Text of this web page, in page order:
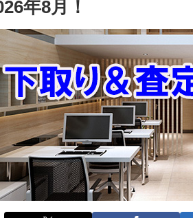
年8月！